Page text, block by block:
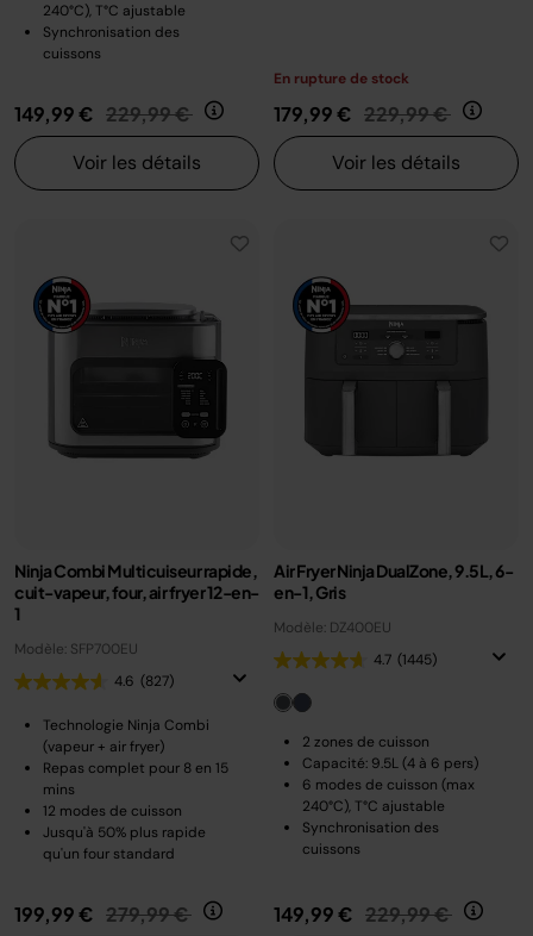
240°C), T°C ajustable
Synchronisation des
cuissons
149,99 € Prix réduit de
229,99 € au
Voir les détails
En rupture de stock
179,99 € Prix réduit de
229,99 € au
Voir les détails
Ninja Combi Multicuiseur rapide,
cuit-vapeur, four, air fryer 12-en-
1
Modèle: SFP700EU
4.6 (827)
Technologie Ninja Combi
(vapeur + air fryer)
Repas complet pour 8 en 15
mins
12 modes de cuisson
Jusqu'à 50% plus rapide
qu'un four standard
199,99 € Prix réduit de
279,99 € au
Air Fryer Ninja DualZone, 9.5L, 6-
en-1, Gris
Modèle: DZ400EU
4.7 (1445)
2 zones de cuisson
Capacité: 9.5L (4 à 6 pers)
6 modes de cuisson (max
240°C), T°C ajustable
Synchronisation des
cuissons
149,99 € Prix réduit de
229,99 € au